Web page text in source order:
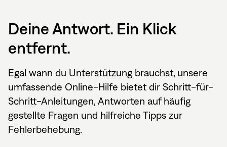
Deine Antwort. Ein Klick
entfernt.
Egal wann du Unterstützung brauchst, unsere
umfassende Online-Hilfe bietet dir Schritt-für-
Schritt-Anleitungen, Antworten auf häufig
gestellte Fragen und hilfreiche Tipps zur
Fehlerbehebung.